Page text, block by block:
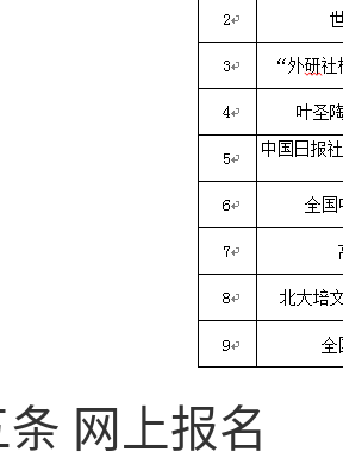
网上报名